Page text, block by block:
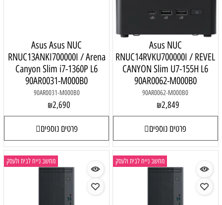
Asus NUC
RNUC14RVKU700000I / REVEL
CANYON Slim U7-155H L6
90AR0062-M000B0
90AR0062-M000B0
₪2,849
פרטים נוספים
Asus Asus NUC
RNUC13ANKI700000I / Arena
Canyon Slim i7-1360P L6
90AR0031-M000B0
90AR0031-M000B0
₪2,690
פרטים נוספים
מחשב נייח לבית ולעסק מחשב נייח לבית ולעסק